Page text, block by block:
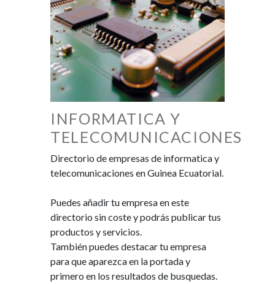
INFORMATICA Y
TELECOMUNICACIONES
Directorio de empresas de informatica y
telecomunicaciones en Guinea Ecuatorial.
Puedes añadir tu empresa en este
directorio sin coste y podrás publicar tus
productos y servicios.
También puedes destacar tu empresa
para que aparezca en la portada y
primero en los resultados de busquedas.